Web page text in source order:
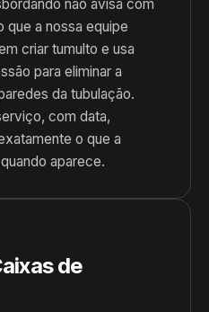
não avisa com
que a nossa equipe
criar tumulto e usa
para eliminar a
da tubulação.
com data,
o que a
aparece.
de